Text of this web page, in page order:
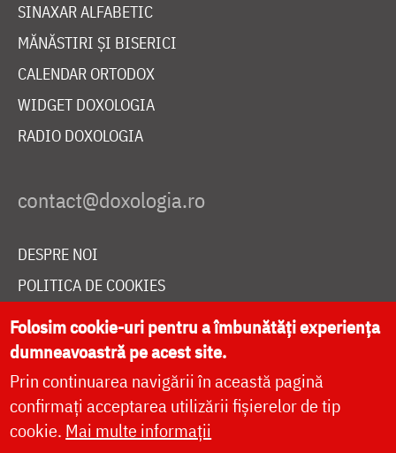
SINAXAR ALFABETIC
MĂNĂSTIRI ȘI BISERICI
CALENDAR ORTODOX
WIDGET DOXOLOGIA
RADIO DOXOLOGIA
DESPRE NOI
POLITICA DE COOKIES
DONEAZĂ ONLINE PENTRU CATEDRALA NAȚIONALĂ
LIVE
Folosim cookie-uri pentru a îmbunătăți experiența
dumneavoastră pe acest site.
Prin continuarea navigării în această pagină
confirmați acceptarea utilizării fișierelor de tip
cookie. Mai multe informații